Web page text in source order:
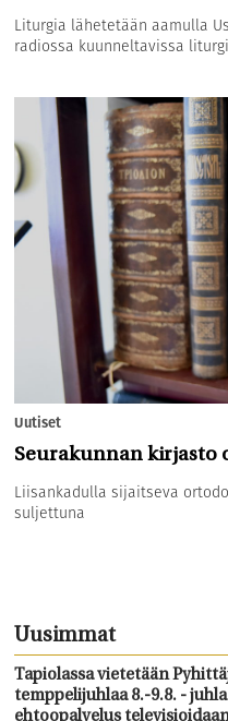
Liturgia lähetetään aamulla
radiossa kuunneltavissa
Uutiset
Seurakunnan kirjasto
Liisankadulla sijaitseva
suljettuna
Uusimmat
Tapiolassa vietetään
temppelijuhlaa 8.-9.8. -
ehtoopalvelus